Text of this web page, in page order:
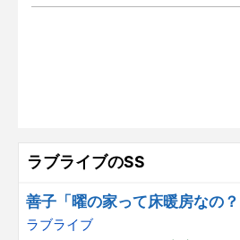
ラブライブのSS
善子「曜の家って床暖房なの
ラブライブ